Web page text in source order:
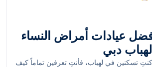
عيادات أمراض النساء
دبي
كنتِ تسكنين في لهباب، فأنتِ تعرفين تماماً كيف